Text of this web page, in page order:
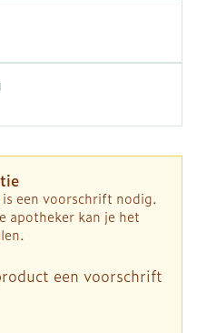
een voorschrift nodig.
apotheker kan je het
een voorschrift